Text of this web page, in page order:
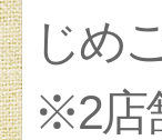
じめ
※2店